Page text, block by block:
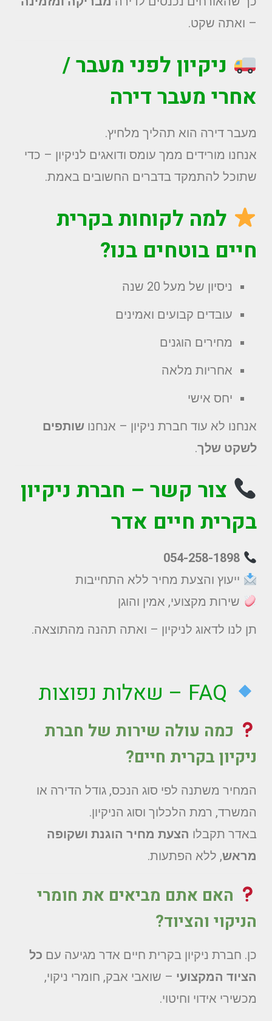
– ואתה שקט.
ניקיון לפני מעבר /
אחרי מעבר דירה
מעבר דירה הוא תהליך מלחיץ.
אנחנו מורידים ממך עומס ודואגים לניקיון – כדי
שתוכל להתמקד בדברים החשובים באמת.
למה לקוחות בקרית
חיים בוטחים בנו?
ניסיון של מעל 20 שנה
עובדים קבועים ואמינים
מחירים הוגנים
אחריות מלאה
יחס אישי
אנחנו לא עוד חברת ניקיון – אנחנו שותפים
לשקט שלך.
צור קשר – חברת ניקיון
בקרית חיים אדר
054-258-1898
ייעוץ והצעת מחיר ללא התחייבות
שירות מקצועי, אמין והוגן
תן לנו לדאוג לניקיון – ואתה תהנה מהתוצאה.
כמה עולה שירות של חברת
ניקיון בקרית חיים?
המחיר משתנה לפי סוג הנכס, גודל הדירה או
המשרד, רמת הלכלוך וסוג הניקיון.
באדר תקבלו הצעת מחיר הוגנת ושקופה
מראש, ללא הפתעות.
האם אתם מביאים את חומרי
הניקוי והציוד?
כן. חברת ניקיון בקרית חיים אדר מגיעה עם כל
הציוד המקצועי – שואבי אבק, חומרי ניקוי,
מכשירי אידוי וחיטוי.